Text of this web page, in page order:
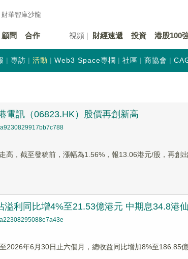
財華智庫沙龍
顧問 合作 視頻 財經速遞 投資 港股100
專訪 活動 Web3 Space專欄 社區 商協會
電訊（06823.HK）股價再創新高
，截至發稿前，漲幅為1.56%，報13.06港元/股，再創出
利同比增4%至21.53億港元 中期息34.8港仙
2026年6月30日止六個月，總收益同比增加8%至186.85